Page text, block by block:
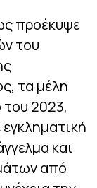
προέκυψε
του
τα μέλη
2023,
και
από